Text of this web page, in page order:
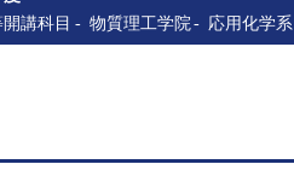
講科目
物質理工学院 応用化学系